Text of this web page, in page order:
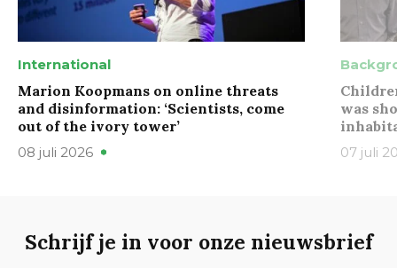
International
Marion Koopmans on online threats
and disinformation: ‘Scientists, come
out of the ivory tower’
08 juli 2026
was
07 juli
Schrijf je in voor onze nieuwsbrief